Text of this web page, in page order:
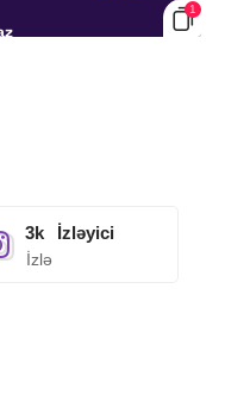
1
3k İzləyici
İzlə